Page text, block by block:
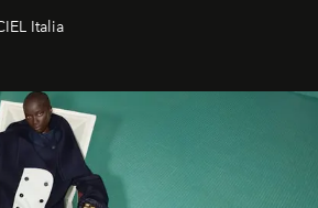
nella storia della moda.
Italia